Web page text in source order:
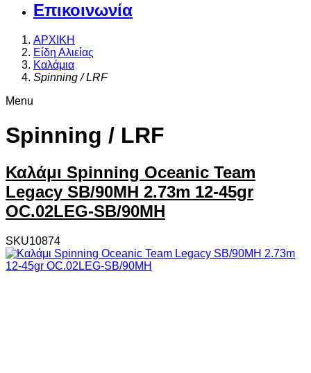
Επικοινωνία
ΑΡΧΙΚΗ
Είδη Αλιείας
Καλάμια
Spinning / LRF
Menu
Spinning / LRF
Καλάμι Spinning Oceanic Team
Legacy SB/90MΗ 2.73m 12-45gr
OC.02LEG-SB/90MΗ
SKU10874